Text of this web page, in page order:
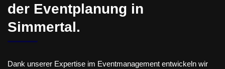
der Eventplanung in
Simmertal.
Dank unserer Expertise im Eventmanagement entwickeln wir